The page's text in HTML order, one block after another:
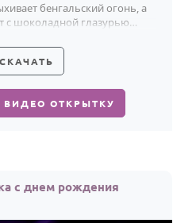
бенгальский огонь, а
с шоколадной глазурью
СКАЧАТЬ
ВИДЕО ОТКРЫТКУ
с днем рождения